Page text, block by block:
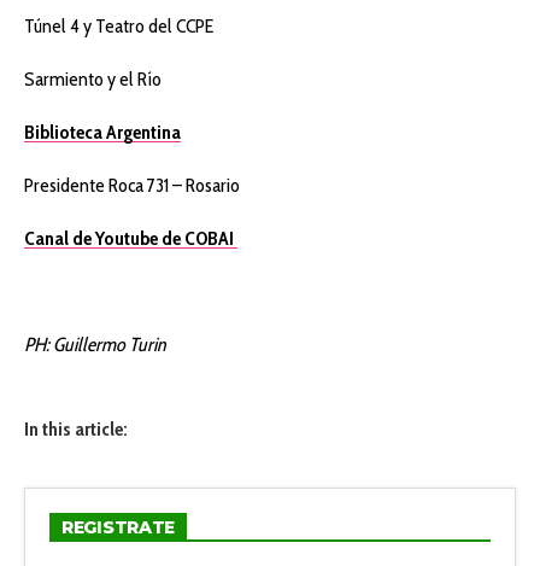
Túnel 4 y Teatro del CCPE
Sarmiento y el Río
Biblioteca Argentina
Presidente Roca 731 – Rosario
Canal de Youtube de COBAI
PH: Guillermo Turin
In this article:
REGISTRATE